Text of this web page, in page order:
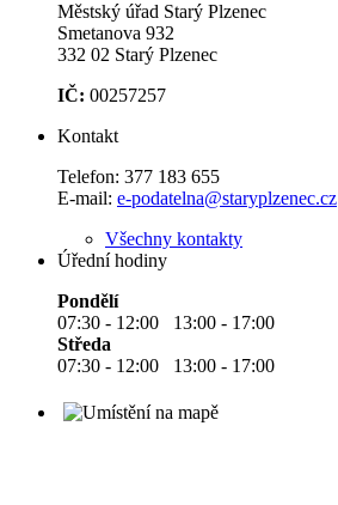
Městský úřad Starý Plzenec
Smetanova 932
332 02 Starý Plzenec
IČ: 00257257
Kontakt
Telefon: 377 183 655
E-mail: e-podatelna@staryplzenec.cz
Všechny kontakty
Úřední hodiny
Pondělí
07:30 - 12:00 13:00 - 17:00
Středa
07:30 - 12:00 13:00 - 17:00